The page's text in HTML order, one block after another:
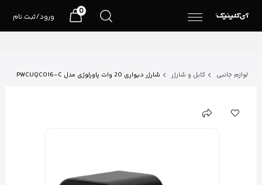
ورود/ثبت نام
0
لوازم جانبی کابل و شارژر شارژر دیواری 20 وات پاورلوژی مدل PWCUQC016-C